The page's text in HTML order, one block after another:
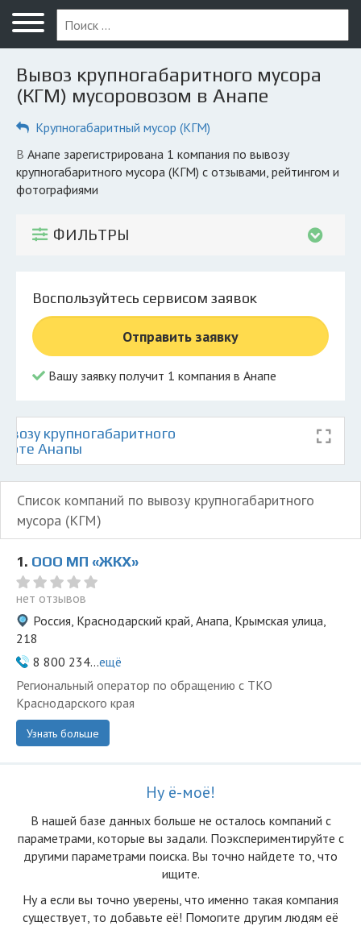
Меню
Главная
Вопрос юристу
Компании
КОМПАНИЯМ
© 2026 Все права защищены
Вывоз крупногабаритного мусора
(КГМ) мусоровозом в Анапе
Крупногабаритный мусор (КГМ)
в Анапе зарегистрирована 1 компания по вывозу
крупногабаритного мусора (КГМ) с отзывами, рейтингом и
фотографиями
ФИЛЬТРЫ
Воспользуйтесь сервисом заявок
Отправить заявку
Вашу заявку получит 1 компания в Анапе
крупногабаритного
Анапы
Список компаний по вывозу крупногабаритного
мусора (КГМ)
1. ООО МП «ЖКХ»
нет отзывов
Россия, Краснодарский край, Анапа, Крымская улица,
218
8 800 234...ещё
Региональный оператор по обращению с ТКО
Краснодарского края
Узнать больше
Ну ё-моё!
В нашей базе данных больше не осталоcь компаний с
параметрами, которые вы задали. Поэкспериментируйте с
другими параметрами поиска. Вы точно найдете то, что
ищите.
Ну а если вы точно уверены, что именно такая компания
существует, то добавьте её! Помогите другим людям её